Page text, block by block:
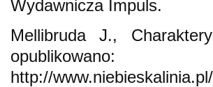
Wydawnicza Impuls.
Mellibruda J.,
opublikowano:
http://